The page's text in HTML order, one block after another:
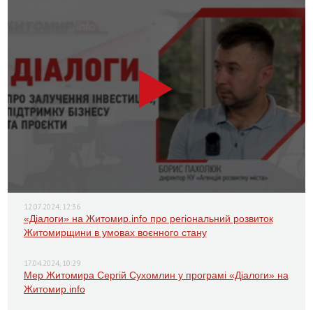
12.07.2024, 12:36
«Діалоги» на Житомир.info про регіональний розвиток
Житомирщини в умовах воєнного стану
17.04.2024, 10:29
Мер Житомира Сергій Сухомлин у програмі «Діалоги» на
Житомир.info